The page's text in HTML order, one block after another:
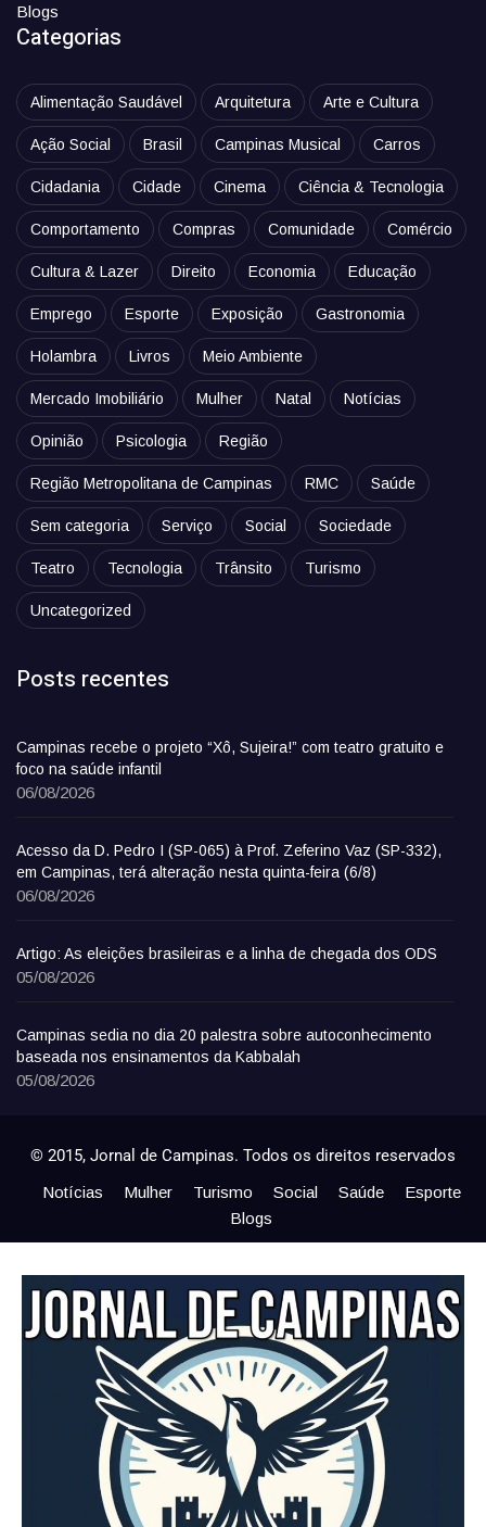
Blogs
Categorias
Alimentação Saudável Arquitetura Arte e Cultura
Ação Social Brasil Campinas Musical Carros
Cidadania Cidade Cinema Ciência & Tecnologia
Comportamento Compras Comunidade Comércio
Cultura & Lazer Direito Economia Educação
Emprego Esporte Exposição Gastronomia
Holambra Livros Meio Ambiente
Mercado Imobiliário Mulher Natal Notícias
Opinião Psicologia Região
Região Metropolitana de Campinas RMC Saúde
Sem categoria Serviço Social Sociedade
Teatro Tecnologia Trânsito Turismo
Uncategorized
Posts recentes
Campinas recebe o projeto “Xô, Sujeira!” com teatro gratuito e
foco na saúde infantil
06/08/2026
Acesso da D. Pedro I (SP-065) à Prof. Zeferino Vaz (SP-332),
em Campinas, terá alteração nesta quinta-feira (6/8)
06/08/2026
Artigo: As eleições brasileiras e a linha de chegada dos ODS
05/08/2026
Campinas sedia no dia 20 palestra sobre autoconhecimento
baseada nos ensinamentos da Kabbalah
05/08/2026
© 2015, Jornal de Campinas. Todos os direitos reservados
Notícias Mulher Turismo Social Saúde
Esporte
Blogs